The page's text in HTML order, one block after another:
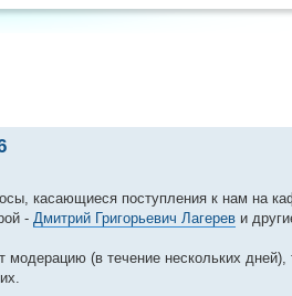
касающиеся поступления к нам на
-Дмитрий Григорьевич Лагерев и
модерацию (в течение нескольких